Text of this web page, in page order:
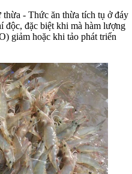
- Thức ăn thừa tích tụ ở đáy
độc, đặc biệt khi mà hàm lượng
giảm hoặc khi tảo phát triển